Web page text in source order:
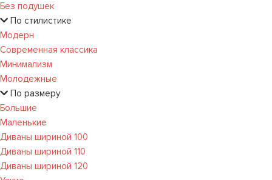
Без подушек
По стилистике
Модерн
Современная классика
Минимализм
Молодежные
По размеру
Большие
Маленькие
Диваны шириной 100
Диваны шириной 110
Диваны шириной 120